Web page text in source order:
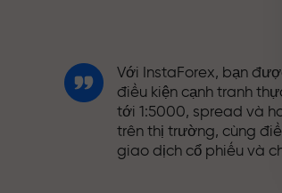
Với InstaForex, bạn
điều kiện cạnh tranh
tới 1:5000, spread và
trên thị trường, cùng
giao dịch cổ phiếu và